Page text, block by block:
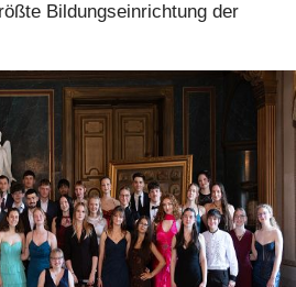
Bildungseinrichtung der